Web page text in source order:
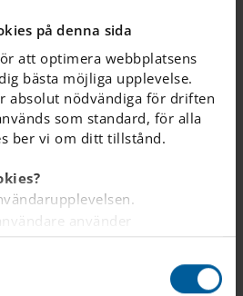
på denna sida
att optimera webbplatsens
bästa möjliga upplevelse.
absolut nödvändiga för driften
som standard, för alla
ber vi om ditt tillstånd.
använder
i marknadsförings- och